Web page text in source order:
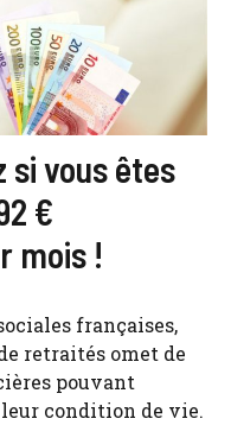
si vous êtes
€
mois !
françaises,
retraités omet de
pouvant
condition de vie.